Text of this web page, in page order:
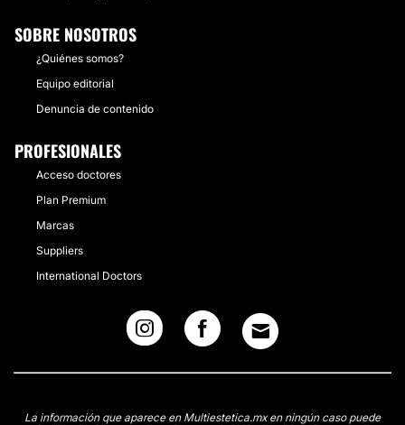
SOBRE NOSOTROS
¿Quiénes somos?
Equipo editorial
Denuncia de contenido
PROFESIONALES
Acceso doctores
Plan Premium
Marcas
Suppliers
International Doctors
La información que aparece en Multiestetica.mx en ningún caso puede